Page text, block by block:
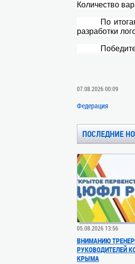
Количество
По
разработки
07.08.2026 00:09
Федерация
ПОСЛЕДНИЕ
05.08.2026 13:56
ВНИМАНИЮ
РУКОВОДИТЕЛЕЙ
КРЫМА